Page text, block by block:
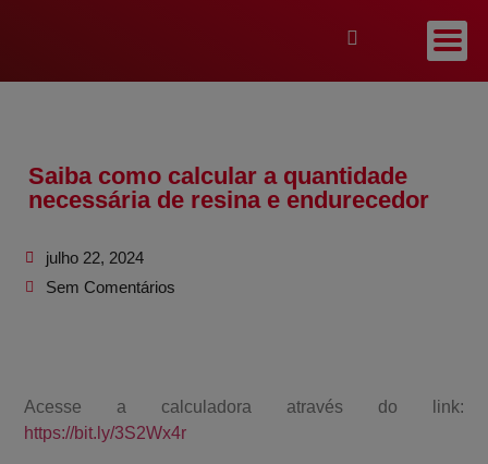
Saiba como calcular a quantidade
necessária de resina e endurecedor
julho 22, 2024
Sem Comentários
Acesse a calculadora através do link:
https://bit.ly/3S2Wx4r